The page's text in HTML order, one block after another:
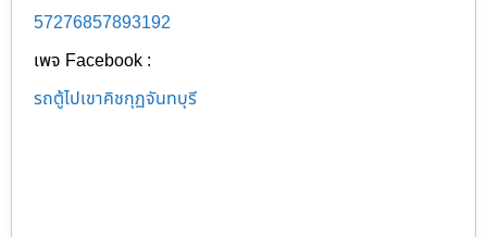
57276857893192
เพจ Facebook :
รถตู้ไปเขาคิชกุฏจันทบุรี